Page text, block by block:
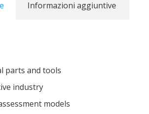
Informazioni aggiuntive
parts and tools
industry
models